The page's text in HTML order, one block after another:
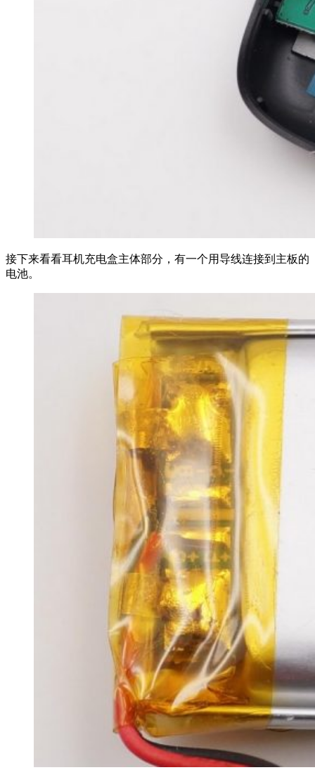
接下来看看耳机充电盒主体部分，有一个用导线连接到主板的
电池。